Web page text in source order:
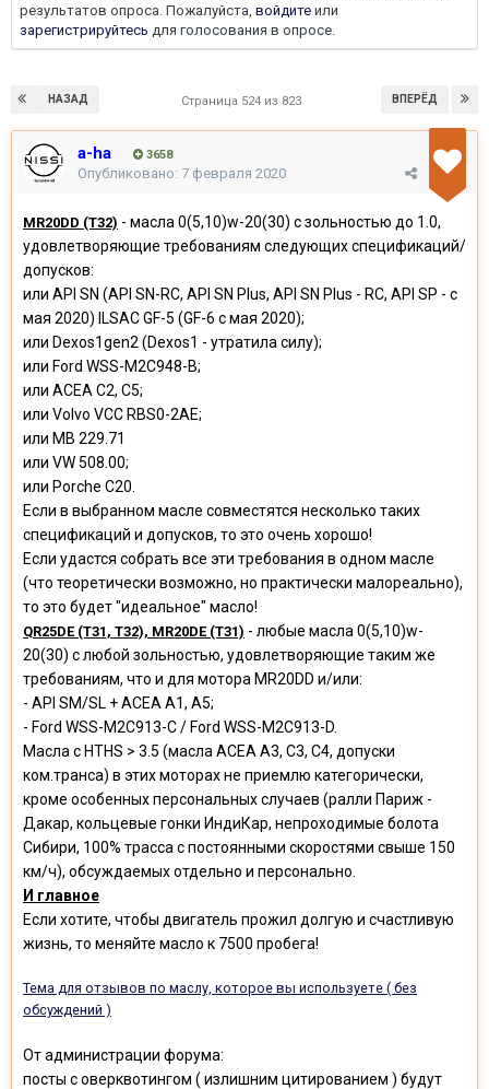
результатов опроса. Пожалуйста, войдите или
зарегистрируйтесь для голосования в опросе.
НАЗАД ВПЕРЁД
Страница 524 из 823
a-ha 3658
Опубликовано: 7 февраля 2020
MR20DD (T32) - масла 0(5,10)w-20(30) с зольностью до 1.0,
удовлетворяющие требованиям следующих спецификаций/
допусков:
или API SN (API SN-RC, API SN Plus, API SN Plus - RC, API SP - с
мая 2020) ILSAC GF-5 (GF-6 с мая 2020);
или Dexos1gen2 (Dexos1 - утратила силу);
или Ford WSS-M2C948-B;
или ACEA C2, C5;
или Volvo VCC RBS0-2AE;
или MB 229.71
или VW 508.00;
или Porche C20.
Если в выбранном масле совместятся несколько таких
спецификаций и допусков, то это очень хорошо!
Если удастся собрать все эти требования в одном масле
(что теоретически возможно, но практически малореально),
то это будет "идеальное" масло!
QR25DE (T31, T32), MR20DE (Т31) - любые масла 0(5,10)w-
20(30) c любой зольностью, удовлетворяющие таким же
требованиям, что и для мотора MR20DD и/или:
- API SM/SL + ACEA A1, A5;
- Ford WSS-M2C913-C / Ford WSS-M2C913-D.
Масла с HTHS > 3.5 (масла АСЕА А3, С3, С4, допуски
ком.транса) в этих моторах не приемлю категорически,
кроме особенных персональных случаев (ралли Париж -
Дакар, кольцевые гонки ИндиКар, непроходимые болота
Сибири, 100% трасса с постоянными скоростями свыше 150
км/ч), обсуждаемых отдельно и персонально.
И главное
Если хотите, чтобы двигатель прожил долгую и счастливую
жизнь, то меняйте масло к 7500 пробега!
Тема для отзывов по маслу, которое вы используете ( без
обсуждений )
От администрации форума:
посты с оверквотингом ( излишним цитированием ) будут